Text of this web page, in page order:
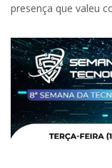
presença que valeu